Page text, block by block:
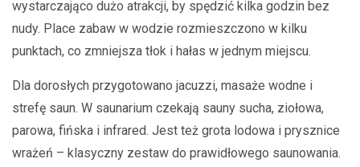
wystarczająco dużo atrakcji, by spędzić kilka godzin bez
nudy. Place zabaw w wodzie rozmieszczono w kilku
punktach, co zmniejsza tłok i hałas w jednym miejscu.
Dla dorosłych przygotowano jacuzzi, masaże wodne i
strefę saun. W saunarium czekają sauny sucha, ziołowa,
parowa, fińska i infrared. Jest też grota lodowa i prysznice
wrażeń – klasyczny zestaw do prawidłowego saunowania.